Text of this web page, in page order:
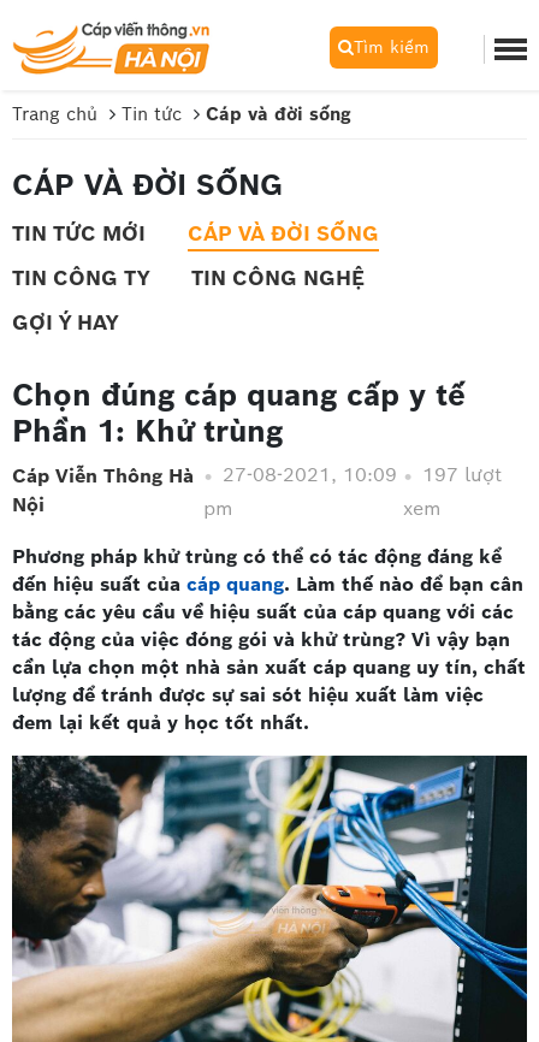
Tìm kiếm
Trang chủ Tin tức Cáp và đời sống
CÁP VÀ ĐỜI SỐNG
TIN TỨC MỚI
CÁP VÀ ĐỜI SỐNG
TIN CÔNG TY
TIN CÔNG NGHỆ
GỢI Ý HAY
Chọn đúng cáp quang cấp y tế
Phần 1: Khử trùng
Cáp Viễn Thông Hà
Nội
27-08-2021, 10:09
pm
197 lượt
xem
Phương pháp khử trùng có thể có tác động đáng kể
đến hiệu suất của cáp quang. Làm thế nào để bạn cân
bằng các yêu cầu về hiệu suất của cáp quang với các
tác động của việc đóng gói và khử trùng? Vì vậy bạn
cần lựa chọn một nhà sản xuất cáp quang uy tín, chất
lượng để tránh được sự sai sót hiệu xuất làm việc
đem lại kết quả y học tốt nhất.